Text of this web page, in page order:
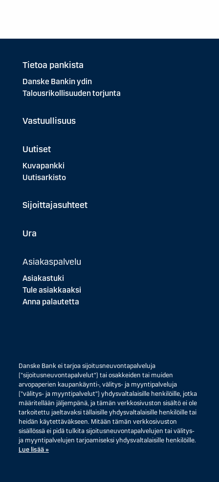
Tietoa pankista
Danske Bankin ydin
Talousrikollisuuden torjunta
Vastuullisuus
Uutiset
Kuvapankki
Uutisarkisto
Sijoittajasuhteet
Ura
Asiakaspalvelu
Asiakastuki
Tule asiakkaaksi
Anna palautetta
Danske Bank ei tarjoa sijoitusneuvontapalveluja
("sijoitusneuvontapalvelut") tai osakkeiden tai muiden
arvopaperien kaupankäynti-, välitys- ja myyntipalveluja
("välitys- ja myyntipalvelut") yhdysvaltalaisille henkilöille, jotka
määritellään jäljempänä, ja tämän verkkosivuston sisältö ei ole
tarkoitettu jaeltavaksi tällaisille yhdysvaltalaisille henkilöille tai
heidän käytettäväkseen. Mitään tämän verkkosivuston
sisällössä ei pidä tulkita sijoitusneuvontapalvelujen tai välitys-
ja myyntipalvelujen tarjoamiseksi yhdysvaltalaisille henkilöille.
Lue lisää »